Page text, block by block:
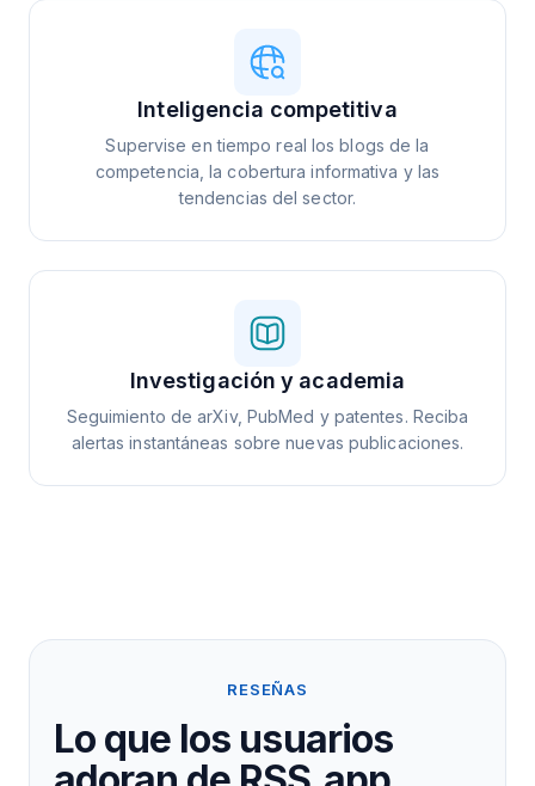
Inteligencia competitiva
Supervise en tiempo real los blogs de la
competencia, la cobertura informativa y las
tendencias del sector.
Investigación y academia
Seguimiento de arXiv, PubMed y patentes. Reciba
alertas instantáneas sobre nuevas publicaciones.
RESEÑAS
Lo que los usuarios